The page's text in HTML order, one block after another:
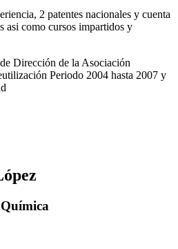
2 patentes nacionales y cuenta
asi como cursos impartidos y
Dirección de la Asociación
Periodo 2004 hasta 2007 y